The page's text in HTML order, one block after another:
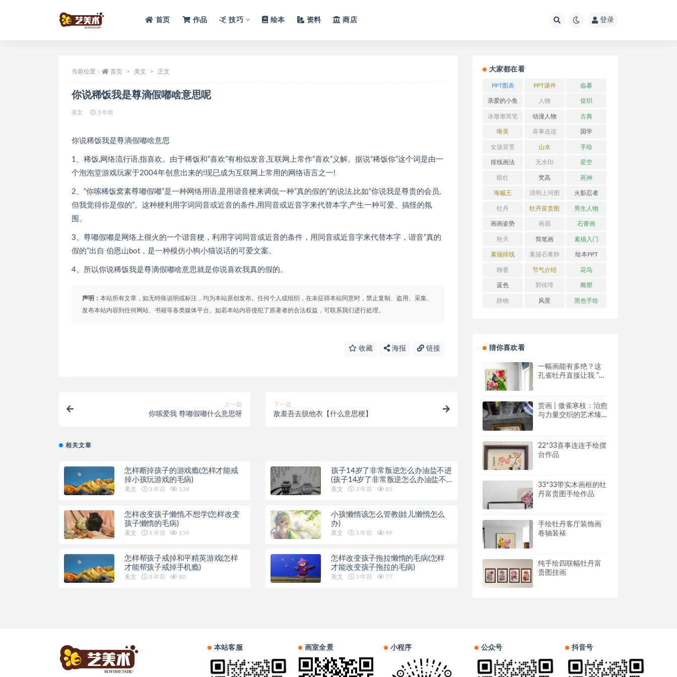
首页 作品 技巧 绘本 资料 商店 登录
当前位置： 首页 美文 正文
你说稀饭我是尊滴假嘟啥意思呢
美文 3 年前
你说稀饭我是尊滴假嘟啥意思
1、稀饭,网络流行语,指喜欢。由于稀饭和“喜欢”有相似发音,互联网上常作“喜欢”义解。据说“稀饭你”这个词是由一
个泡泡堂游戏玩家于2004年创意出来的!现已成为互联网上常用的网络语言之一!
2、“你嗦稀饭窝素尊嘟假嘟”是一种网络用语,是用谐音梗来调侃一种“真的假的”的说法,比如“你说我是尊贵的会员,
但我觉得你是假的”。这种梗利用字词同音或近音的条件,用同音或近音字来代替本字,产生一种可爱、搞怪的氛
围。
3、尊嘟假嘟是网络上很火的一个谐音梗，利用字词同音或近音的条件，用同音或近音字来代替本字，谐音“真的
假的”出自 伯恩山bot，是一种模仿小狗小猫说话的可爱文案。
4、所以你说稀饭我是尊滴假嘟啥意思就是你说喜欢我真的假的。
声明： 本站所有文章，如无特殊说明或标注，均为本站原创发布。任何个人或组织，在未征得本站同意时，禁止复制、盗用、采集、
发布本站内容到任何网站、书籍等各类媒体平台。如若本站内容侵犯了原著者的合法权益，可联系我们进行处理。
收藏 海报 链接
上一篇
你嗦爱我 尊嘟假嘟什么意思呀
下一篇
敌羞吾去脱他衣【什么意思梗】
相关文章
怎样断掉孩子的游戏瘾(怎样才能戒
掉小孩玩游戏的毛病)
美文 3 年前 138
孩子14岁了非常叛逆怎么办油盐不进
(孩子14岁了非常叛逆怎么办油盐不
近)
美文 3 年前 85
怎样改变孩子懒惰,不想学(怎样改变
孩子懒惰的毛病)
美文 3 年前 159
小孩懒惰该怎么管教(娃儿懒惰怎么
办)
美文 3 年前 99
怎样帮孩子戒掉和平精英游戏(怎样
才能帮孩子戒掉手机瘾)
美文 3 年前 80
怎样改变孩子拖拉懒惰的毛病(怎样
才能改变孩子拖拉的毛病)
美文 3 年前 77
大家都在看
PPT图表 PPT课件 临摹
亲爱的小鱼 人物 促织
冰墩墩简笔
画
动漫人物 古典
唯美 喜事连连 国学
女孩背景 山水 手绘
排线画法 无水印 星空
暗红 梵高 死神
海贼王 清明上河图 火影忍者
牡丹 牡丹富贵图 男生人物
画画姿势 画眉 石膏画
秋天 简笔画 素描入门
素描排线 素描石膏静
物
绘本PPT
聊斋 节气介绍 花鸟
蓝色 郭传璋 雕塑
静物 风景 黑色手绘
猜你喜欢看
一幅画能有多绝？这
孔雀牡丹直接让我 “哇
赏画 | 傲雀寒枝：治愈
与力量交织的艺术臻
22*33喜事连连手绘摆
台作品
33*33带实木画框的牡
丹富贵图手绘作品
手绘牡丹客厅装饰画
卷轴装裱
纯手绘四联幅牡丹富
贵图挂画
本站客服 画室全景 小程序 公众号 抖音号